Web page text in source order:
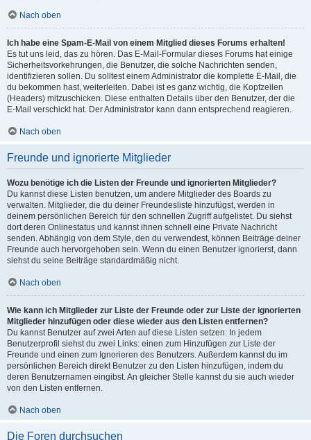
Nach oben
Ich habe eine Spam-E-Mail von einem Mitglied dieses Forums erhalten!
Es tut uns leid, das zu hören. Das E-Mail-Formular dieses Forums hat einige
Sicherheitsvorkehrungen, die Benutzer, die solche Nachrichten senden,
identifizieren sollen. Du solltest einem Administrator die komplette E-Mail, die
du bekommen hast, weiterleiten. Dabei ist es ganz wichtig, die Kopfzeilen
(Headers) mitzuschicken. Diese enthalten Details über den Benutzer, der die
E-Mail verschickt hat. Der Administrator kann dann entsprechend reagieren.
Nach oben
Freunde und ignorierte Mitglieder
Wozu benötige ich die Listen der Freunde und ignorierten Mitglieder?
Du kannst diese Listen benutzen, um andere Mitglieder des Boards zu
verwalten. Mitglieder, die du deiner Freundesliste hinzufügst, werden in
deinem persönlichen Bereich für den schnellen Zugriff aufgelistet. Du siehst
dort deren Onlinestatus und kannst ihnen schnell eine Private Nachricht
senden. Abhängig von dem Style, den du verwendest, können Beiträge deiner
Freunde auch hervorgehoben sein. Wenn du einen Benutzer ignorierst, dann
siehst du seine Beiträge standardmäßig nicht.
Nach oben
Wie kann ich Mitglieder zur Liste der Freunde oder zur Liste der ignorierten
Mitglieder hinzufügen oder diese wieder aus den Listen entfernen?
Du kannst Benutzer auf zwei Arten auf diese Listen setzen: In jedem
Benutzerprofil siehst du zwei Links: einen zum Hinzufügen zur Liste der
Freunde und einen zum Ignorieren des Benutzers. Außerdem kannst du im
persönlichen Bereich direkt Benutzer zu den Listen hinzufügen, indem du
deren Benutzernamen eingibst. An gleicher Stelle kannst du sie auch wieder
von den Listen entfernen.
Nach oben
Die Foren durchsuchen